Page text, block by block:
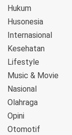
Hukum
Husonesia
Internasional
Kesehatan
Lifestyle
Music & Movie
Nasional
Olahraga
Opini
Otomotif